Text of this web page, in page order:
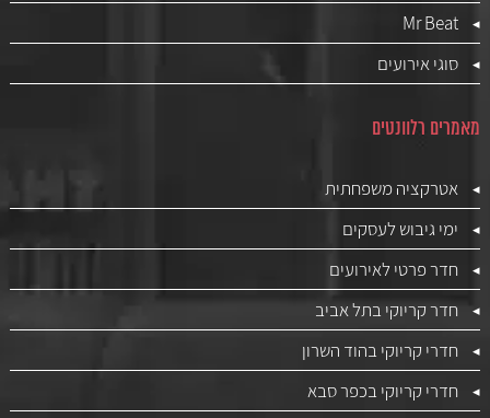
Mr Beat
סוגי אירועים
מאמרים רלוונטים
אטרקציה משפחתית
ימי גיבוש לעסקים
חדר פרטי לאירועים
חדר קריוקי בתל אביב
חדרי קריוקי בהוד השרון
חדרי קריוקי בכפר סבא